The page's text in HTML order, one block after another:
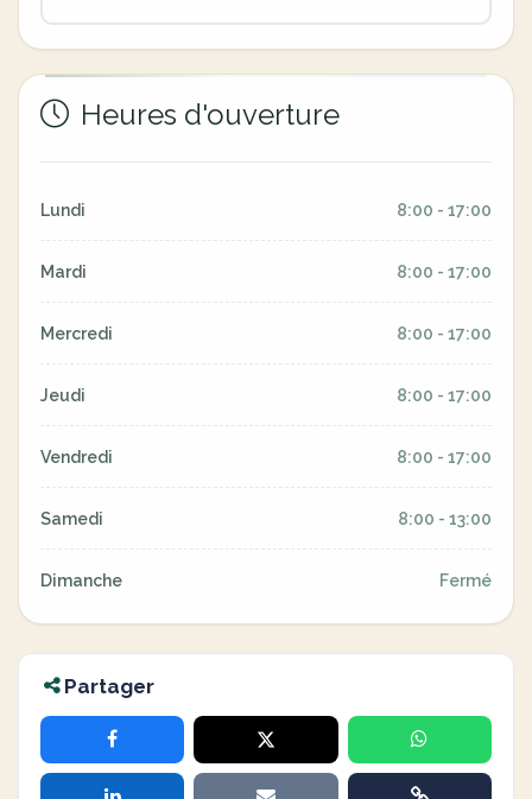
Heures d'ouverture
Lundi 8:00 - 17:00
Mardi 8:00 - 17:00
Mercredi 8:00 - 17:00
Jeudi 8:00 - 17:00
Vendredi 8:00 - 17:00
Samedi 8:00 - 13:00
Dimanche Fermé
Partager